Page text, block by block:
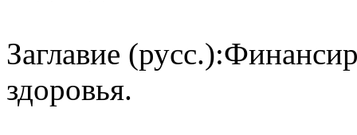
Заглавие (русс.):
здоровья.